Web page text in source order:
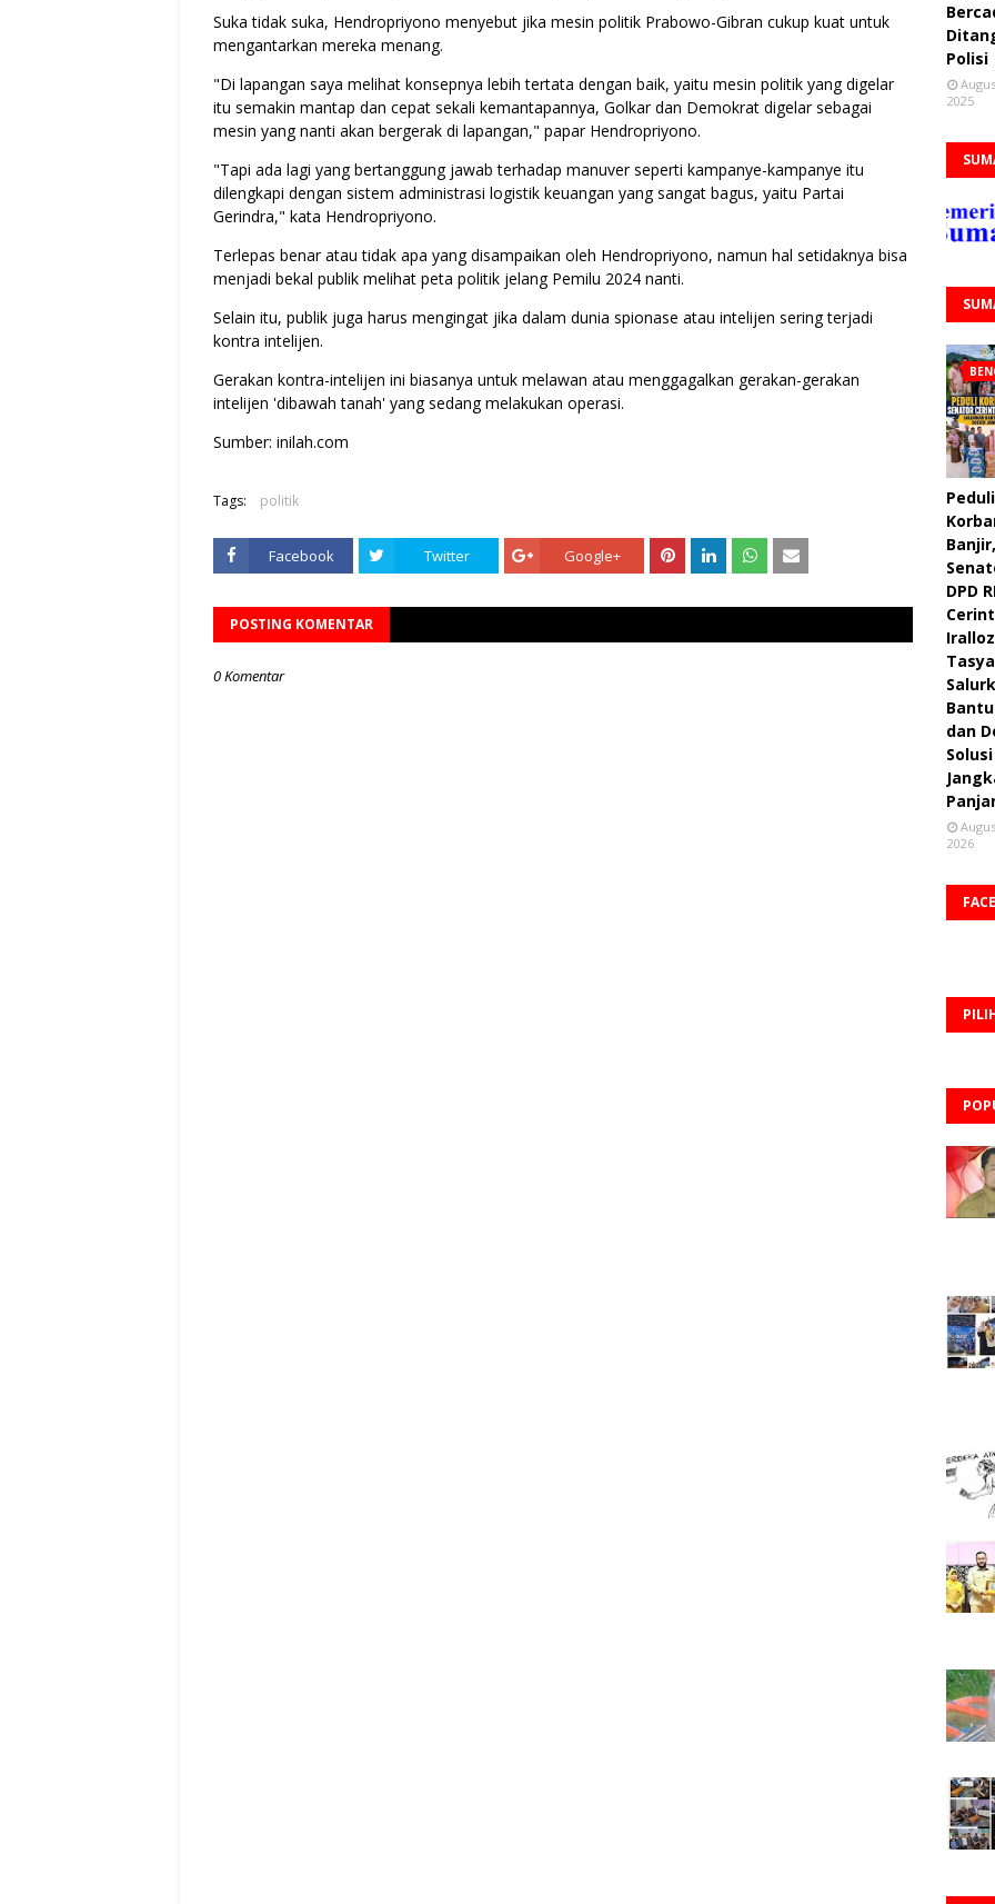
Suka tidak suka, Hendropriyono menyebut jika mesin politik Prabowo-Gibran cukup kuat untuk
mengantarkan mereka menang.
"Di lapangan saya melihat konsepnya lebih tertata dengan baik, yaitu mesin politik yang digelar
itu semakin mantap dan cepat sekali kemantapannya, Golkar dan Demokrat digelar sebagai
mesin yang nanti akan bergerak di lapangan," papar Hendropriyono.
"Tapi ada lagi yang bertanggung jawab terhadap manuver seperti kampanye-kampanye itu
dilengkapi dengan sistem administrasi logistik keuangan yang sangat bagus, yaitu Partai
Gerindra," kata Hendropriyono.
Terlepas benar atau tidak apa yang disampaikan oleh Hendropriyono, namun hal setidaknya bisa
menjadi bekal publik melihat peta politik jelang Pemilu 2024 nanti.
Selain itu, publik juga harus mengingat jika dalam dunia spionase atau intelijen sering terjadi
kontra intelijen.
Gerakan kontra-intelijen ini biasanya untuk melawan atau menggagalkan gerakan-gerakan
intelijen 'dibawah tanah' yang sedang melakukan operasi.
Sumber: inilah.com
Tags: politik
Facebook Twitter Google+
POSTING KOMENTAR
0 Komentar
Polisi
2025
Peduli
Banjir,
DPD
Cerint
Tasya
dan
Solusi
2026